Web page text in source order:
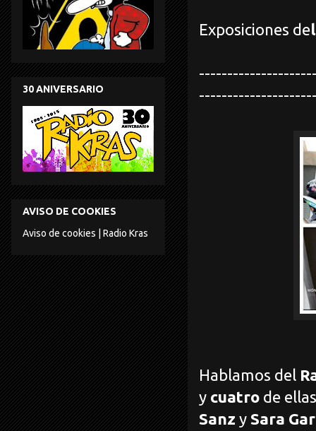
Exposiciones de
Hablamos del
y cuatro de
Sanz y Sara
30 ANIVERSARIO
AVISO DE COOKIES
Aviso de cookies | Radio Kras